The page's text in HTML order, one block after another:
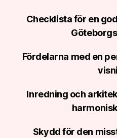
Checklista för en
Fördelarna med en
Inredning och
Skydd för den